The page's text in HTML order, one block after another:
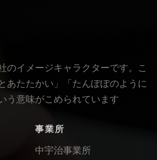
のイメージキャラクターです。こ
あたたかい」「たんぽぽのように
う意味がこめられています
事業所
中宇治事業所